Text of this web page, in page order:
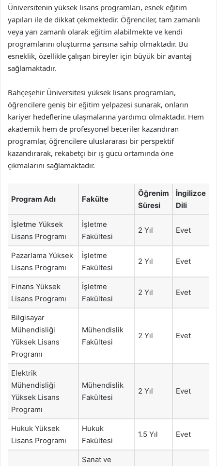
Üniversitenin yüksek lisans programları, esnek eğitim
yapıları ile de dikkat çekmektedir. Öğrenciler, tam zamanlı
veya yarı zamanlı olarak eğitim alabilmekte ve kendi
programlarını oluşturma şansına sahip olmaktadır. Bu
esneklik, özellikle çalışan bireyler için büyük bir avantaj
sağlamaktadır.
Bahçeşehir Üniversitesi yüksek lisans programları,
öğrencilere geniş bir eğitim yelpazesi sunarak, onların
kariyer hedeflerine ulaşmalarına yardımcı olmaktadır. Hem
akademik hem de profesyonel beceriler kazandıran
programlar, öğrencilere uluslararası bir perspektif
kazandırarak, rekabetçi bir iş gücü ortamında öne
çıkmalarını sağlamaktadır.
Program Adı Fakülte
Öğrenim
Süresi
İngilizce
Dili
İşletme Yüksek
Lisans Programı
İşletme
Fakültesi
2 Yıl Evet
Pazarlama Yüksek
Lisans Programı
İşletme
Fakültesi
2 Yıl Evet
Finans Yüksek
Lisans Programı
İşletme
Fakültesi
2 Yıl Evet
Bilgisayar
Mühendisliği
Yüksek Lisans
Programı
Mühendislik
Fakültesi
2 Yıl Evet
Elektrik
Mühendisliği
Yüksek Lisans
Programı
Mühendislik
Fakültesi
2 Yıl Evet
Hukuk Yüksek
Lisans Programı
Hukuk
Fakültesi
1.5 Yıl Evet
Sanat ve